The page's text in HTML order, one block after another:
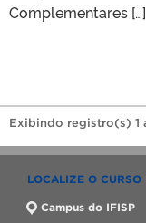
Complementares […]
Exibindo registro(s) 1
LOCALIZE O CURSO
Campus do IFISP